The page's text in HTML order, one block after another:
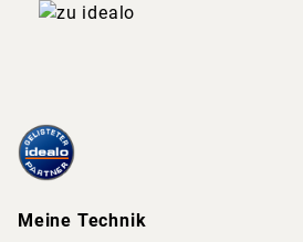
Meine Technik